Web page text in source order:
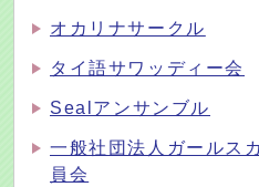
オカリナサークル
タイ語サワッディー会
Sealアンサンブル
一般社団法人ガールス
員会